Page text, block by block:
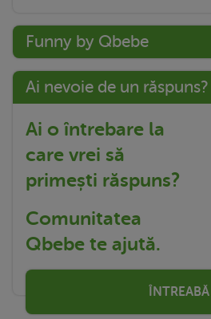
Funny by Qbebe
Ai nevoie de un răspuns?
Ai o întrebare la
care vrei să
primești răspuns?
Comunitatea
Qbebe te ajută.
ÎNTREABĂ